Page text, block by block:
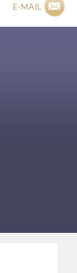
E-MAIL